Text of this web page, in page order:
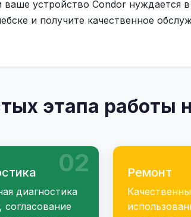
ваше устройство Condor нуждается
и получите качественное
этапа работы
02
диагностика
согласование
Ремонт